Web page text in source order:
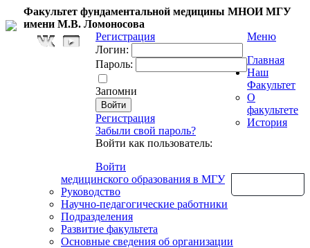
Факультет фундаментальной медицины МНОИ МГУ
имени М.В. Ломоносова
Регистрация
Логин:
Пароль:
Запомни
Регистрация
Забыли свой пароль?
Войти как пользователь:
Войти
Меню
Главная
Наш
Факультет
О
факультете
История
медицинского образования в МГУ
Руководство
Научно-педагогические работники
Подразделения
Развитие факультета
Основные сведения об организации